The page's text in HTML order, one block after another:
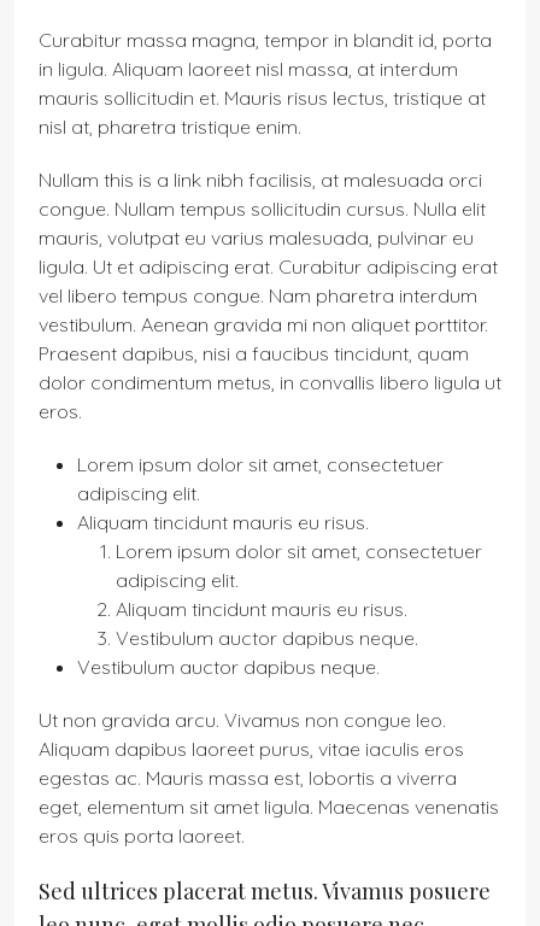
Curabitur massa magna, tempor in blandit id, porta
in ligula. Aliquam laoreet nisl massa, at interdum
mauris sollicitudin et. Mauris risus lectus, tristique at
nisl at, pharetra tristique enim.
Nullam this is a link nibh facilisis, at malesuada orci
congue. Nullam tempus sollicitudin cursus. Nulla elit
mauris, volutpat eu varius malesuada, pulvinar eu
ligula. Ut et adipiscing erat. Curabitur adipiscing erat
vel libero tempus congue. Nam pharetra interdum
vestibulum. Aenean gravida mi non aliquet porttitor.
Praesent dapibus, nisi a faucibus tincidunt, quam
dolor condimentum metus, in convallis libero ligula ut
eros.
Lorem ipsum dolor sit amet, consectetuer
adipiscing elit.
Aliquam tincidunt mauris eu risus.
Lorem ipsum dolor sit amet, consectetuer
adipiscing elit.
Aliquam tincidunt mauris eu risus.
Vestibulum auctor dapibus neque.
Vestibulum auctor dapibus neque.
Ut non gravida arcu. Vivamus non congue leo.
Aliquam dapibus laoreet purus, vitae iaculis eros
egestas ac. Mauris massa est, lobortis a viverra
eget, elementum sit amet ligula. Maecenas venenatis
eros quis porta laoreet.
Sed ultrices placerat metus. Vivamus posuere